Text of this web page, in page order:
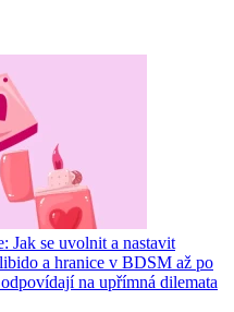
Jak se uvolnit a nastavit
a hranice v BDSM až po
na upřímná dilemata